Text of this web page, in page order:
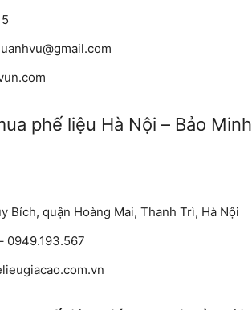
phế liệu Hà Nội – Bảo Minh
Bích, quận Hoàng Mai, Thanh Trì, Hà Nội
0949.193.567